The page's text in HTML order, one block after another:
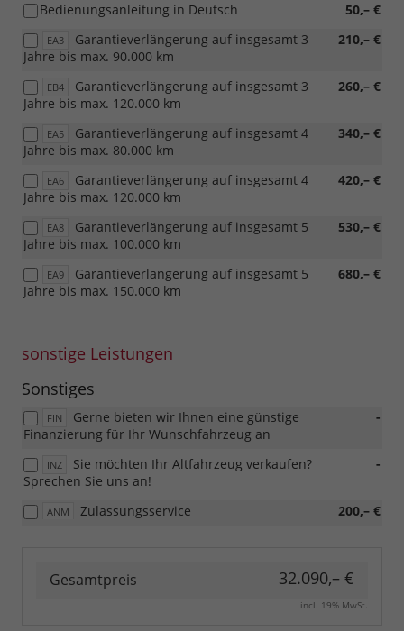
50,– €
Bedienungsanleitung in Deutsch
EA3 210,– €
Garantieverlängerung auf insgesamt 3
Jahre bis max. 90.000 km
EB4 260,– €
Garantieverlängerung auf insgesamt 3
Jahre bis max. 120.000 km
EA5 340,– €
Garantieverlängerung auf insgesamt 4
Jahre bis max. 80.000 km
EA6 420,– €
Garantieverlängerung auf insgesamt 4
Jahre bis max. 120.000 km
EA8 530,– €
Garantieverlängerung auf insgesamt 5
Jahre bis max. 100.000 km
EA9 680,– €
Garantieverlängerung auf insgesamt 5
Jahre bis max. 150.000 km
sonstige Leistungen
Sonstiges
FIN -
Gerne bieten wir Ihnen eine günstige
Finanzierung für Ihr Wunschfahrzeug an
INZ -
Sie möchten Ihr Altfahrzeug verkaufen?
Sprechen Sie uns an!
ANM 200,– €
Zulassungsservice
Gesamtpreis 32.090,– €
incl. 19% MwSt.